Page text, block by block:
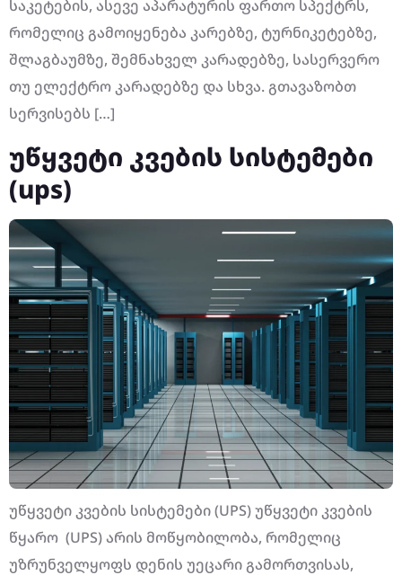
საკეტების, ასევე აპარატურის ფართო სპექტრს,
რომელიც გამოიყენება კარებზე, ტურნიკეტებზე,
შლაგბაუმზე, შემნახველ კარადებზე, სასერვერო
თუ ელექტრო კარადებზე და სხვა. გთავაზობთ
სერვისებს […]
უწყვეტი კვების სისტემები
(ups)
უწყვეტი კვების სისტემები (UPS) უწყვეტი კვების
წყარო (UPS) არის მოწყობილობა, რომელიც
უზრუნველყოფს დენის უეცარი გამორთვისას,